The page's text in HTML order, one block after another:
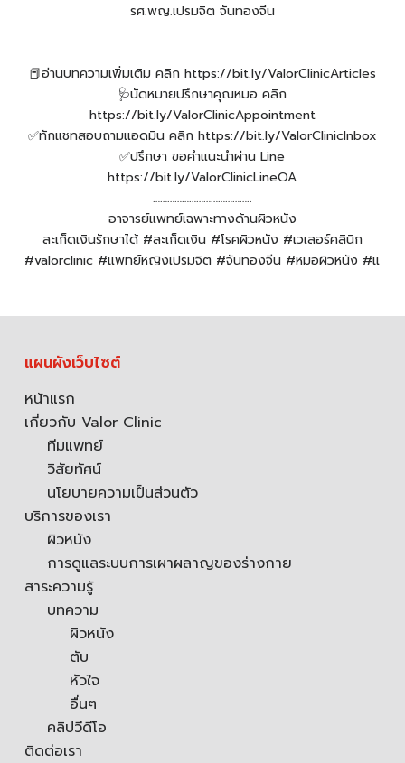
รศ.พญ.เปรมจิต จันทองจีน
📕อ่านบทความเพิ่มเติม คลิก https://bit.ly/ValorClinicArticles
🩺นัดหมายปรึกษาคุณหมอ คลิก
https://bit.ly/ValorClinicAppointment
✅ทักแชทสอบถามแอดมิน คลิก https://bit.ly/ValorClinicInbox
✅ปรึกษา ขอคำแนะนำผ่าน Line
https://bit.ly/ValorClinicLineOA
…………………………………..
อาจารย์แพทย์เฉพาะทางด้านผิวหนัง
สะเก็ดเงินรักษาได้ #สะเก็ดเงิน #โรคผิวหนัง #เวเลอร์คลินิก
#valorclinic #แพทย์หญิงเปรมจิต #จันทองจีน #หมอผิวหนัง #แ
แผนผังเว็บไซต์
หน้าแรก
เกี่ยวกับ Valor Clinic
ทีมแพทย์
วิสัยทัศน์
นโยบายความเป็นส่วนตัว
บริการของเรา
ผิวหนัง
การดูแลระบบการเผาผลาญของร่างกาย
สาระความรู้
บทความ
ผิวหนัง
ตับ
หัวใจ
อื่นๆ
คลิปวีดีโอ
ติดต่อเรา